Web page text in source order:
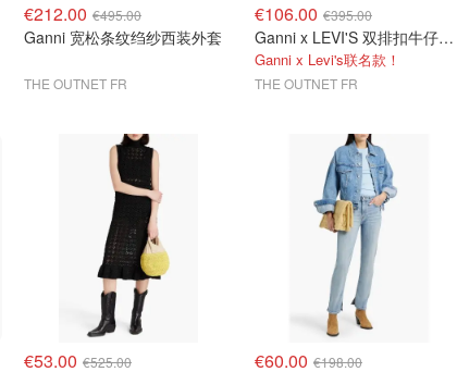
€212.00 €495.00
Ganni 宽松条纹绉纱西装外套
THE OUTNET FR
€106.00 €395.00
Ganni x LEVI'S 双排扣牛仔夹克 蓝色
Ganni x Levi's联名款！
THE OUTNET FR
€53.00 €525.00 €60.00 €198.00